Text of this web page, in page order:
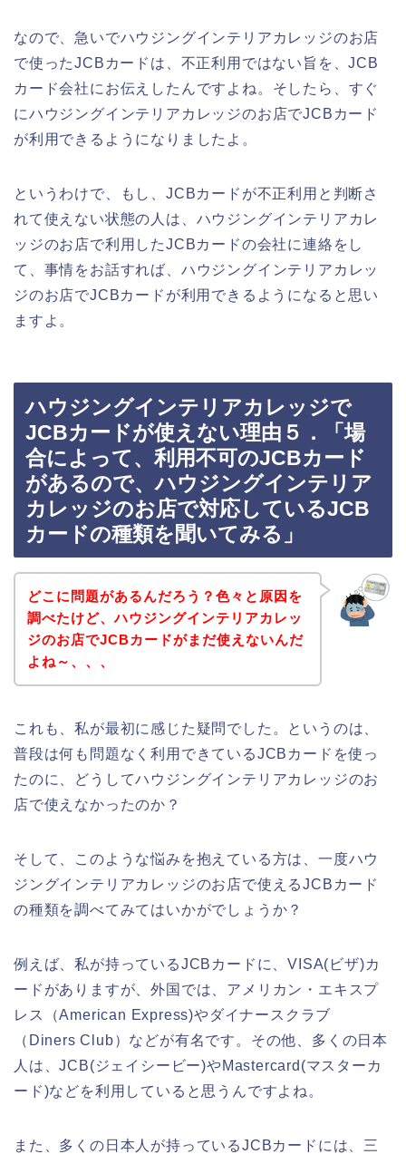
なので、急いでハウジングインテリアカレッジのお店
で使ったJCBカードは、不正利用ではない旨を、JCB
カード会社にお伝えしたんですよね。そしたら、すぐ
にハウジングインテリアカレッジのお店でJCBカード
が利用できるようになりましたよ。
というわけで、もし、JCBカードが不正利用と判断さ
れて使えない状態の人は、ハウジングインテリアカレ
ッジのお店で利用したJCBカードの会社に連絡をし
て、事情をお話すれば、ハウジングインテリアカレッ
ジのお店でJCBカードが利用できるようになると思い
ますよ。
ハウジングインテリアカレッジで
JCBカードが使えない理由５．「場
合によって、利用不可のJCBカード
があるので、ハウジングインテリア
カレッジのお店で対応しているJCB
カードの種類を聞いてみる」
どこに問題があるんだろう？色々と原因を
調べたけど、ハウジングインテリアカレッ
ジのお店でJCBカードがまだ使えないんだ
よね～、、、
これも、私が最初に感じた疑問でした。というのは、
普段は何も問題なく利用できているJCBカードを使っ
たのに、どうしてハウジングインテリアカレッジのお
店で使えなかったのか？
そして、このような悩みを抱えている方は、一度ハウ
ジングインテリアカレッジのお店で使えるJCBカード
の種類を調べてみてはいかがでしょうか？
例えば、私が持っているJCBカードに、VISA(ビザ)カ
ードがありますが、外国では、アメリカン・エキスプ
レス（American Express)やダイナースクラブ
（Diners Club）などが有名です。その他、多くの日本
人は、JCB(ジェイシービー)やMastercard(マスターカ
ード)などを利用していると思うんですよね。
また、多くの日本人が持っているJCBカードには、三